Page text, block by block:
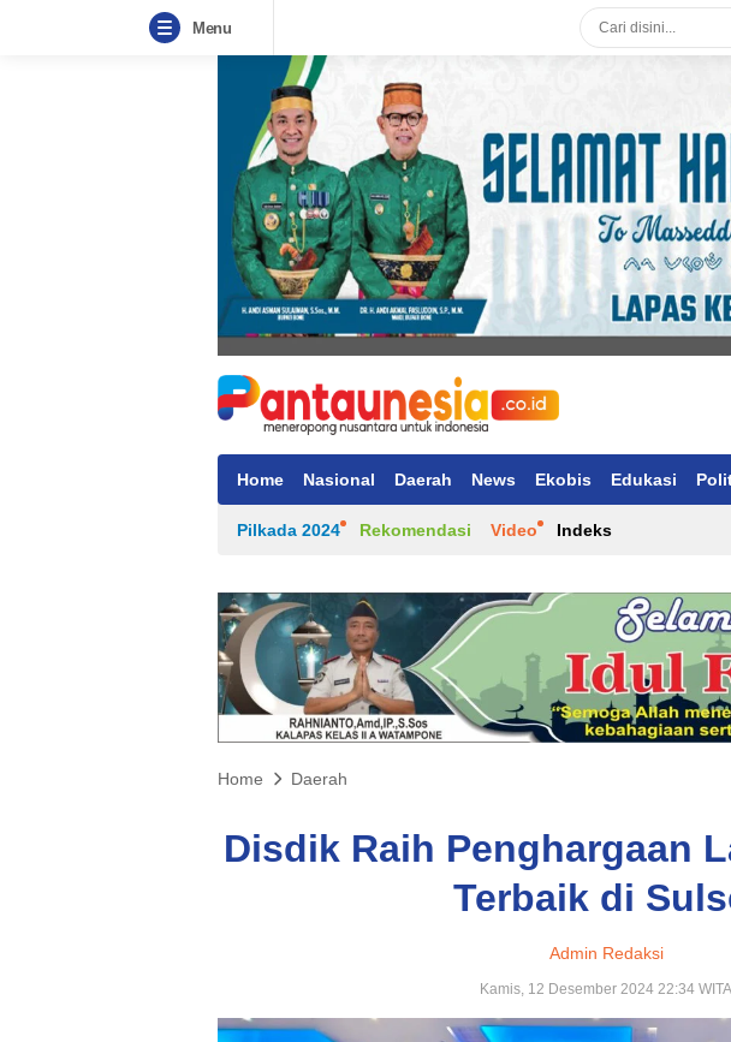
Menu
Home Nasional Daerah News Ekobis Edukasi
Pilkada 2024 Rekomendasi Video Indeks
Home Daerah
Disdik Raih Penghargaan
Terbaik di
Admin Redaksi
Kamis, 12 Desember 2024 22:34 WITA